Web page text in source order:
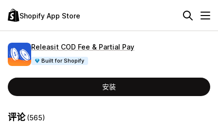
Shopify App Store
Releasit COD Fee & Partial Pay
Built for Shopify
安装
评论(565)